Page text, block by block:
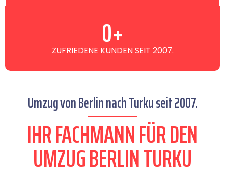
ZUFRIEDENE KUNDEN SEIT 2007.
0+
Umzug von Berlin nach Turku seit 2007.
IHR FACHMANN FÜR DEN
UMZUG BERLIN TURKU